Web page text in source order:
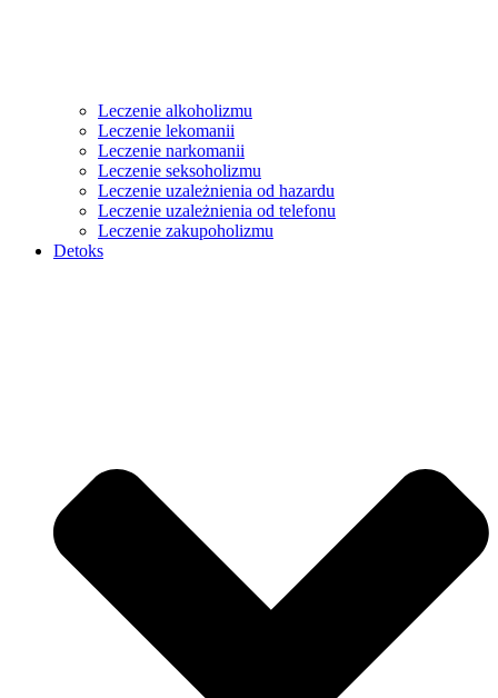
Leczenie alkoholizmu
Leczenie lekomanii
Leczenie narkomanii
Leczenie seksoholizmu
Leczenie uzależnienia od hazardu
Leczenie uzależnienia od telefonu
Leczenie zakupoholizmu
Detoks